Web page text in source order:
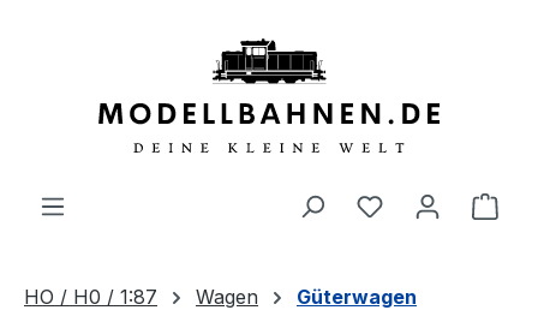
HO / H0 / 1:87 Wagen Güterwagen